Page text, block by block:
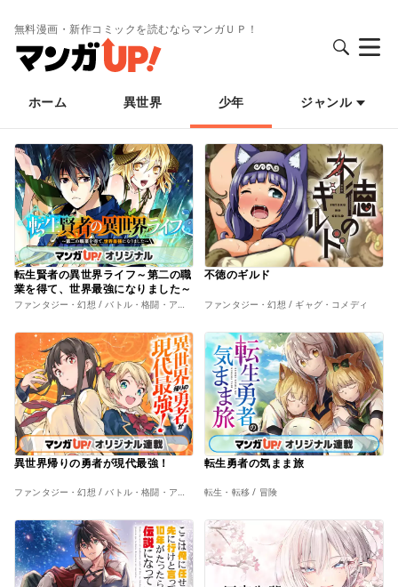
無料漫画・新作コミックを読むならマンガＵＰ！
ホーム 異世界 少年 ジャンル
転生賢者の異世界ライフ～第二の職
業を得て、世界最強になりました～
不徳のギルド
ファンタジー・幻想 / ギャグ・コメディ
異世界帰りの勇者が現代最強！
ファンタジー・幻想 / バトル・格闘・アクション
転生勇者の気まま旅
転生・転移 / 冒険